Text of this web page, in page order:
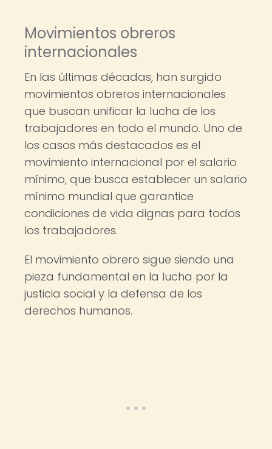
Movimientos obreros
internacionales
En las últimas décadas, han surgido
movimientos obreros internacionales
que buscan unificar la lucha de los
trabajadores en todo el mundo. Uno de
los casos más destacados es el
movimiento internacional por el salario
mínimo, que busca establecer un salario
mínimo mundial que garantice
condiciones de vida dignas para todos
los trabajadores.
El movimiento obrero sigue siendo una
pieza fundamental en la lucha por la
justicia social y la defensa de los
derechos humanos.